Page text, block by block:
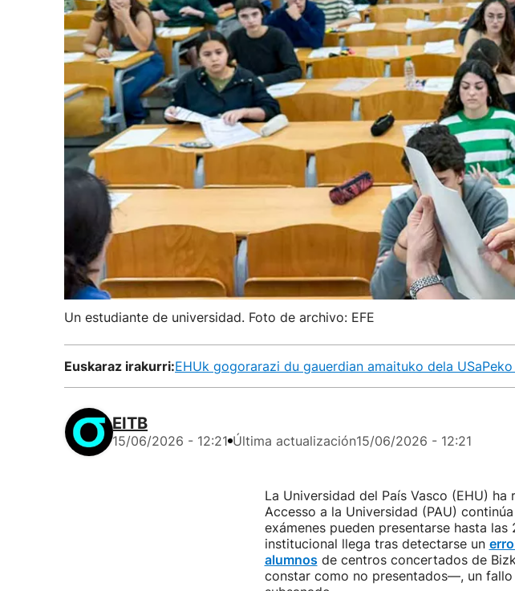
Un estudiante de universidad. Foto de archivo: EFE
Euskaraz irakurri:EHUk gogorarazi du gauerdian amaituko dela
EITB
15/06/2026 - 12:21 Última actualización15/06/2026 - 12:21
La Universidad del País Vasco (EHU)
Accesso a la Universidad (PAU)
exámenes pueden presentarse hasta
institucional llega tras detectarse un
alumnosde centros concertados de
constar como no presentados—, un